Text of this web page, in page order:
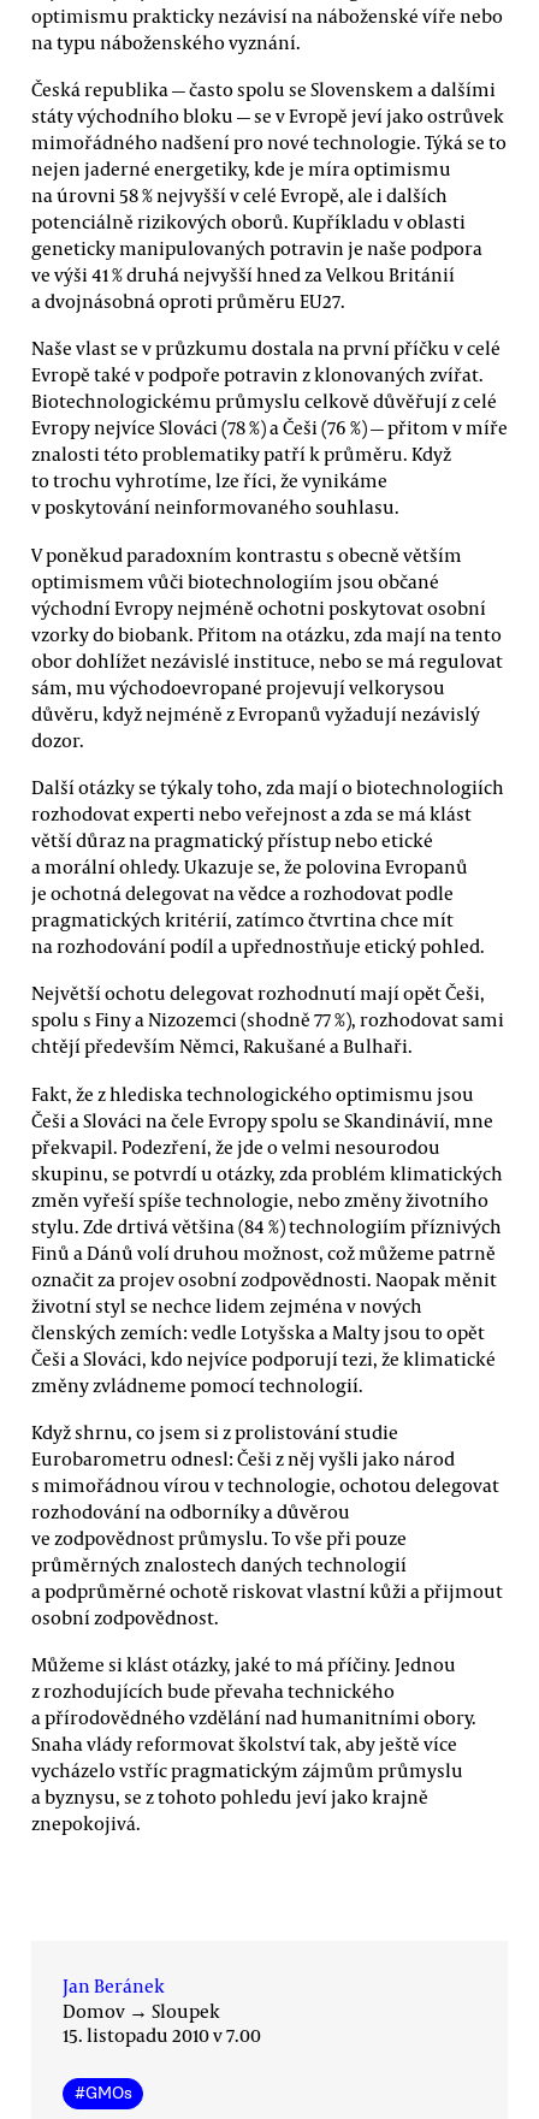
optimismu prakticky nezávisí na náboženské víře nebo
na typu náboženského vyznání.
Česká republika — často spolu se Slovenskem a dalšími
státy východního bloku — se v Evropě jeví jako ostrůvek
mimořádného nadšení pro nové technologie. Týká se to
nejen jaderné energetiky, kde je míra optimismu
na úrovni 58 % nejvyšší v celé Evropě, ale i dalších
potenciálně rizikových oborů. Kupříkladu v oblasti
geneticky manipulovaných potravin je naše podpora
ve výši 41 % druhá nejvyšší hned za Velkou Británií
a dvojnásobná oproti průměru EU27.
Naše vlast se v průzkumu dostala na první příčku v celé
Evropě také v podpoře potravin z klonovaných zvířat.
Biotechnologickému průmyslu celkově důvěřují z celé
Evropy nejvíce Slováci (78 %) a Češi (76 %) — přitom v míře
znalosti této problematiky patří k průměru. Když
to trochu vyhrotíme, lze říci, že vynikáme
v poskytování neinformovaného souhlasu.
V poněkud paradoxním kontrastu s obecně větším
optimismem vůči biotechnologiím jsou občané
východní Evropy nejméně ochotni poskytovat osobní
vzorky do biobank. Přitom na otázku, zda mají na tento
obor dohlížet nezávislé instituce, nebo se má regulovat
sám, mu východoevropané projevují velkorysou
důvěru, když nejméně z Evropanů vyžadují nezávislý
dozor.
Další otázky se týkaly toho, zda mají o biotechnologiích
rozhodovat experti nebo veřejnost a zda se má klást
větší důraz na pragmatický přístup nebo etické
a morální ohledy. Ukazuje se, že polovina Evropanů
je ochotná delegovat na vědce a rozhodovat podle
pragmatických kritérií, zatímco čtvrtina chce mít
na rozhodování podíl a upřednostňuje etický pohled.
Největší ochotu delegovat rozhodnutí mají opět Češi,
spolu s Finy a Nizozemci (shodně 77 %), rozhodovat sami
chtějí především Němci, Rakušané a Bulhaři.
Fakt, že z hlediska technologického optimismu jsou
Češi a Slováci na čele Evropy spolu se Skandinávií, mne
překvapil. Podezření, že jde o velmi nesourodou
skupinu, se potvrdí u otázky, zda problém klimatických
změn vyřeší spíše technologie, nebo změny životního
stylu. Zde drtivá většina (84 %) technologiím příznivých
Finů a Dánů volí druhou možnost, což můžeme patrně
označit za projev osobní zodpovědnosti. Naopak měnit
životní styl se nechce lidem zejména v nových
členských zemích: vedle Lotyšska a Malty jsou to opět
Češi a Slováci, kdo nejvíce podporují tezi, že klimatické
změny zvládneme pomocí technologií.
Když shrnu, co jsem si z prolistování studie
Eurobarometru odnesl: Češi z něj vyšli jako národ
s mimořádnou vírou v technologie, ochotou delegovat
rozhodování na odborníky a důvěrou
ve zodpovědnost průmyslu. To vše při pouze
průměrných znalostech daných technologií
a podprůměrné ochotě riskovat vlastní kůži a přijmout
osobní zodpovědnost.
Můžeme si klást otázky, jaké to má příčiny. Jednou
z rozhodujících bude převaha technického
a přírodovědného vzdělání nad humanitními obory.
Snaha vlády reformovat školství tak, aby ještě více
vycházelo vstříc pragmatickým zájmům průmyslu
a byznysu, se z tohoto pohledu jeví jako krajně
znepokojivá.
Jan Beránek
Domov → Sloupek
15. listopadu 2010 v 7.00
#GMOs